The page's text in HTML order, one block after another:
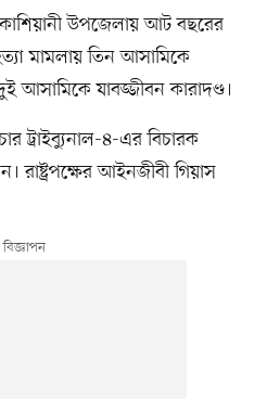
উপজেলায় আট বছরের
মামলায় তিন আসামিকে
আসামিকে যাবজ্জীবন কারাদণ্ড।
ট্রাইব্যুনাল-৪-এর বিচারক
রাষ্ট্রপক্ষের আইনজীবী গিয়াস